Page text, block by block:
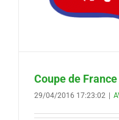
Coupe de
29/04/2016 17:23:02 |